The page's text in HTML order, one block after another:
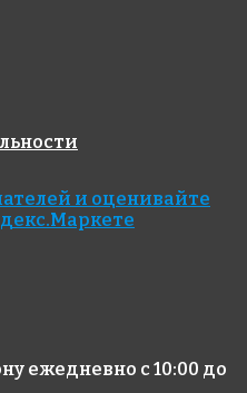
Octagon big
White/Black
ежедневно с 10:00 до